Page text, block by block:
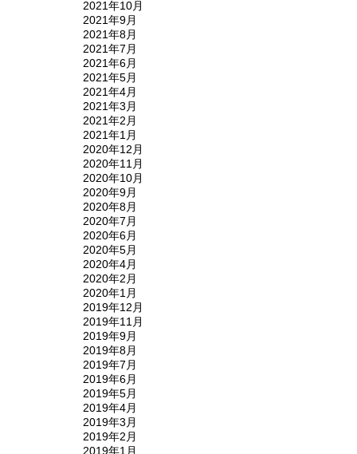
2021年10月
2021年9月
2021年8月
2021年7月
2021年6月
2021年5月
2021年4月
2021年3月
2021年2月
2021年1月
2020年12月
2020年11月
2020年10月
2020年9月
2020年8月
2020年7月
2020年6月
2020年5月
2020年4月
2020年2月
2020年1月
2019年12月
2019年11月
2019年9月
2019年8月
2019年7月
2019年6月
2019年5月
2019年4月
2019年3月
2019年2月
2019年1月